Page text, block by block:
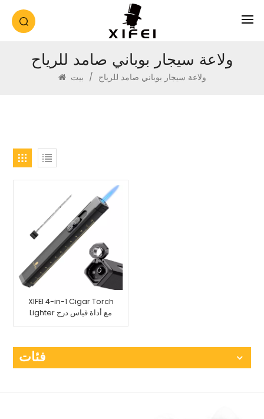
ولاعة سيجار بوباني صامد للرياح
/ ولاعة سيجار بوباني صامد للرياح
XIFEI 4-in-1 Cigar Torch
Lighter مع أداة قياس درج
الثقب
فئات